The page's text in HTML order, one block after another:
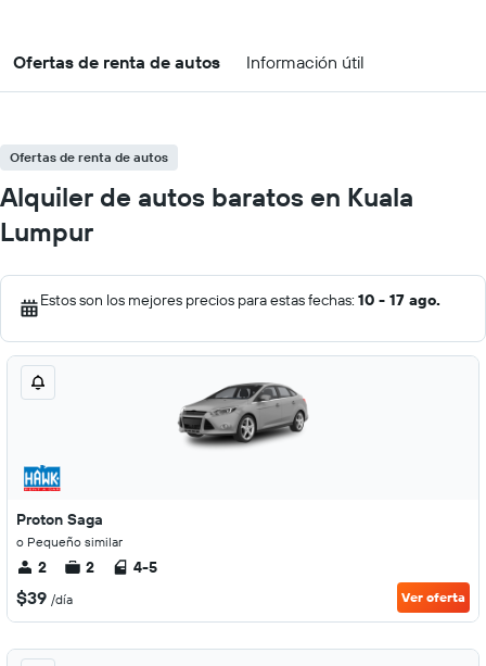
Ofertas de renta de autos Información útil
Ofertas de renta de autos
Alquiler de autos baratos en Kuala
Lumpur
Estos son los mejores precios para estas fechas: 10 - 17 ago.
Proton Saga
o Pequeño similar
2 2 4-5
$39 /día Ver oferta